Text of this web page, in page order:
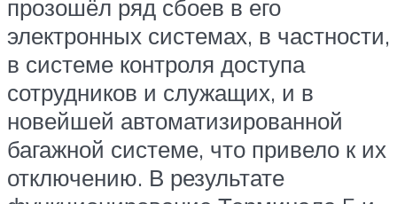
прозошёл ряд сбоев в его
электронных системах, в частности,
в системе контроля доступа
сотрудников и служащих, и в
новейшей автоматизированной
багажной системе, что привело к их
отключению. В результате